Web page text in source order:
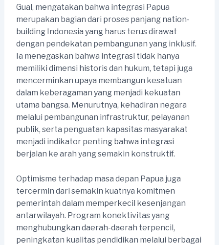
Gual, mengatakan bahwa integrasi Papua
merupakan bagian dari proses panjang nation-
building Indonesia yang harus terus dirawat
dengan pendekatan pembangunan yang inklusif.
Ia menegaskan bahwa integrasi tidak hanya
memiliki dimensi historis dan hukum, tetapi juga
mencerminkan upaya membangun kesatuan
dalam keberagaman yang menjadi kekuatan
utama bangsa. Menurutnya, kehadiran negara
melalui pembangunan infrastruktur, pelayanan
publik, serta penguatan kapasitas masyarakat
menjadi indikator penting bahwa integrasi
berjalan ke arah yang semakin konstruktif.
Optimisme terhadap masa depan Papua juga
tercermin dari semakin kuatnya komitmen
pemerintah dalam memperkecil kesenjangan
antarwilayah. Program konektivitas yang
menghubungkan daerah-daerah terpencil,
peningkatan kualitas pendidikan melalui berbagai